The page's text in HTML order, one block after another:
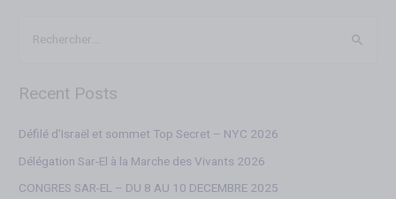
Recent Posts
Défilé d’Israël et sommet Top Secret – NYC 2026
Délégation Sar-El à la Marche des Vivants 2026
CONGRES SAR-EL – DU 8 AU 10 DECEMBRE 2025